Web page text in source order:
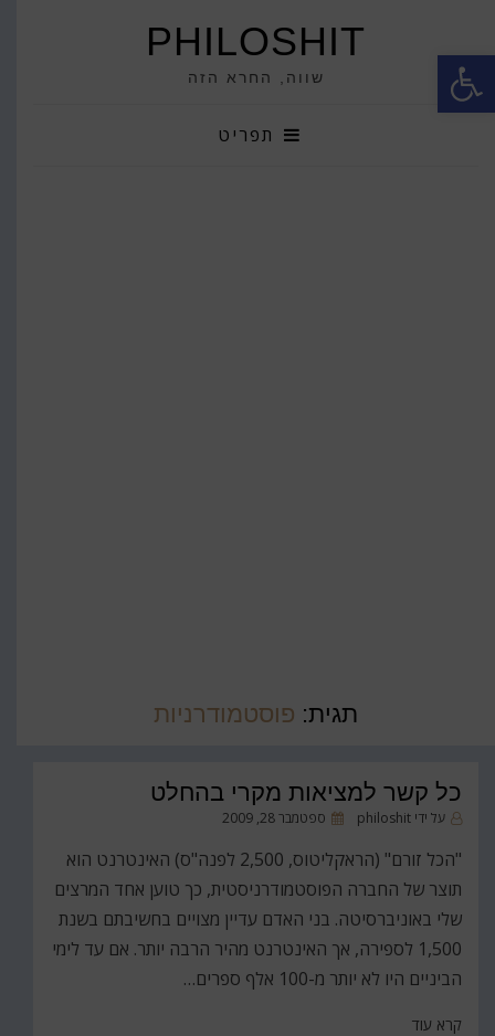
פתח סרגל נגישות PHILOSHIT
שווה, החרא הזה
תפריט
תגית: פוסטמודרניות
כל קשר למציאות מקרי בהחלט
על ידי philoshit
פורסםספטמבר 28, 2009
"הכל זורם" (הראקליטוס, 2,500 לפנה"ס) האינטרנט הוא
תוצר של החברה הפוסטמודרניסטית, כך טוען אחד המרצים
שלי באוניברסיטה. בני האדם עדיין מצויים בחשיבתם בשנת
1,500 לספירה, אך האינטרנט מהיר הרבה יותר. אם עד לימי
הביניים היו לא יותר מ-100 אלף ספרים…
קרא עוד